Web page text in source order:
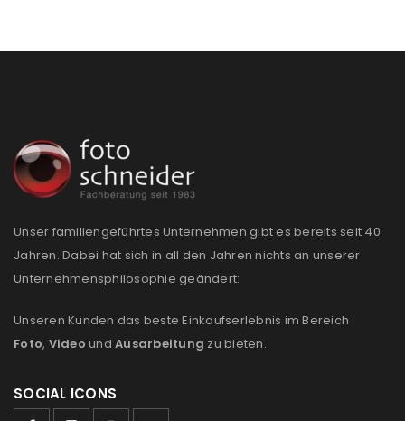
REGISTRIEREN
Unser familiengeführtes Unternehmen gibt es bereits seit 40
Jahren. Dabei hat sich in all den Jahren nichts an unserer
Unternehmensphilosophie geändert:
Unseren Kunden das beste Einkaufserlebnis im Bereich
Foto, Video und Ausarbeitung zu bieten.
SOCIAL ICONS